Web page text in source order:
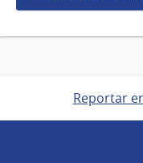
Reportar